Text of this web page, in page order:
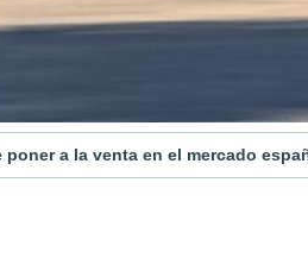
poner a la venta en el mercado